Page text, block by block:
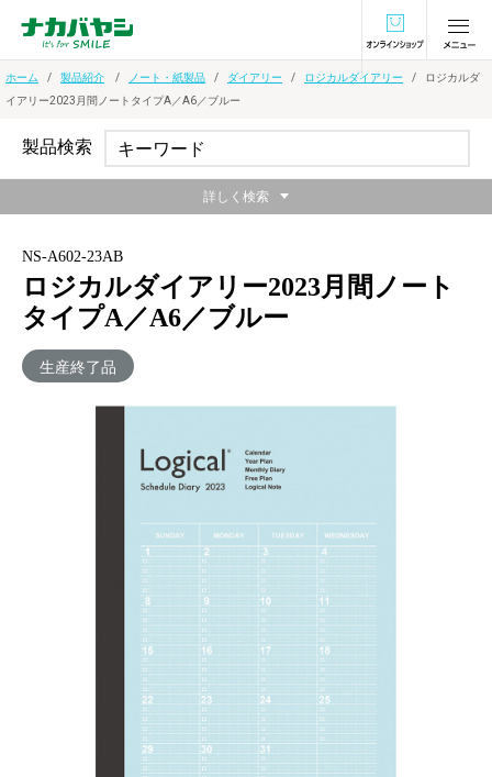
オンラインショ
ホーム 製品紹介 ノート・紙製品 ダイアリー ロジカルダイアリー
ロジカルダ
イアリー2023月間ノートタイプA／A6／ブルー
NS-A602-23AB
ロジカルダイアリー2023月間ノート
タイプA／A6／ブルー
生産終了品
一年間安心して使えるロジカルダイアリー。1 冊
目にも2 冊目にも！
メーカー希望小売価格：
製品検索
詳しく検索